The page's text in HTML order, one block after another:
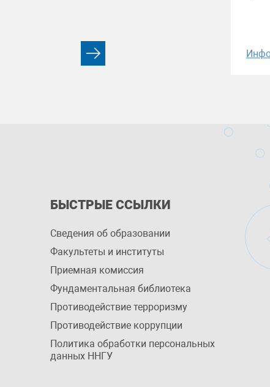
БЫСТРЫЕ ССЫЛКИ
Сведения об образовании
Факультеты и институты
Приемная комиссия
Фундаментальная библиотека
Противодействие терроризму
Противодействие коррупции
Политика обработки персональных
данных ННГУ